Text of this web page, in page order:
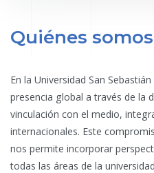
Quiénes somos
En la Universidad San
presencia global a través de la
vinculación con el medio,
internacionales. Este
nos permite incorporar
todas las áreas de la